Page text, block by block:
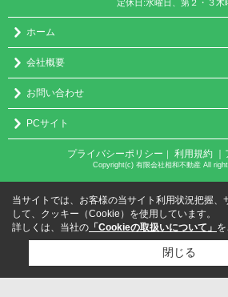
定休日:水曜日、第２・３木
ホーム
会社概要
お問い合わせ
PCサイト
プライバシーポリシー ｜ 利用規約
Copyright(c) 有限会社相和不動産 All
当サイトでは、お客様の当サイト利用状況把握、
して、クッキー（Cookie）を使用しています。
詳しくは、当社の 「Cookieの取扱いについて」
閉じる